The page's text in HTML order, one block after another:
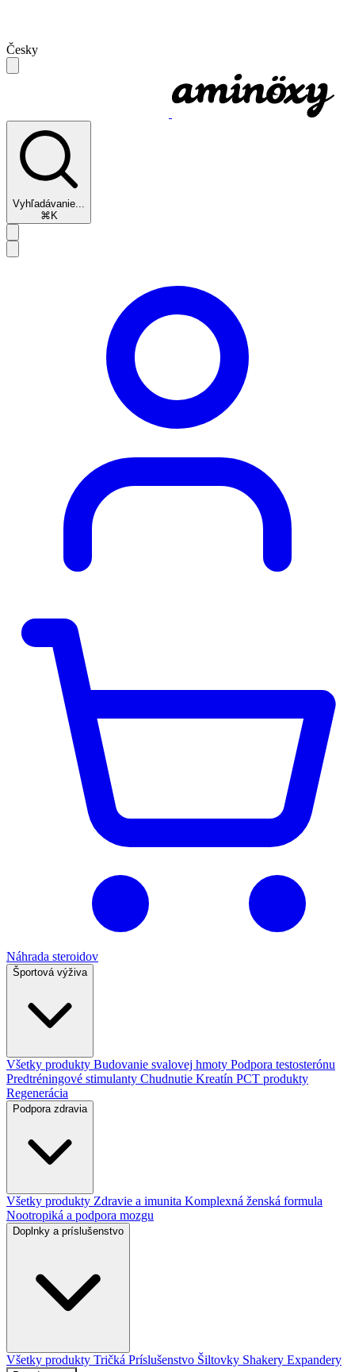
Česky
Vyhľadávanie...
⌘K
Náhrada steroidov
Športová výživa
Všetky produkty Budovanie svalovej hmoty Podpora testosterónu
Predtréningové stimulanty Chudnutie Kreatín PCT produkty
Regenerácia
Podpora zdravia
Všetky produkty Zdravie a imunita Komplexná ženská formula
Nootropiká a podpora mozgu
Doplnky a príslušenstvo
Všetky produkty Tričká Príslušenstvo Šiltovky Shakery Expandery